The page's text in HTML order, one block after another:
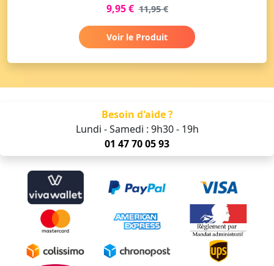
9,95 € 11,95 €
Voir le Produit
Besoin d'aide ?
Lundi - Samedi : 9h30 - 19h
01 47 70 05 93